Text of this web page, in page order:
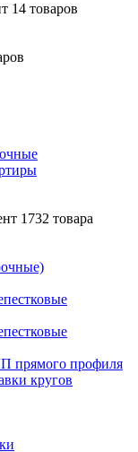
14 товаров
1732 товара
прямого профиля
кругов